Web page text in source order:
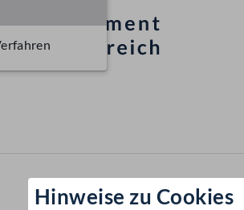
Hinweise zu Cookies